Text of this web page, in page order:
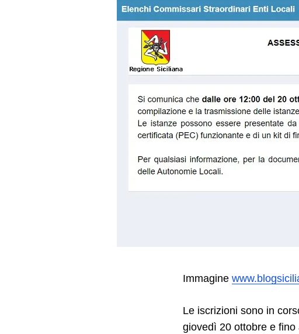
Immagine
Le iscrizioni sono in
giovedì 20 ottobre e